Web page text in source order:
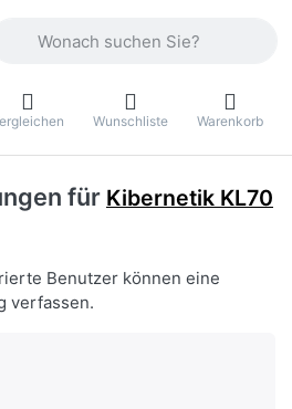
Wunschliste Warenkorb
für Kibernetik KL70
Benutzer können eine
verfassen.